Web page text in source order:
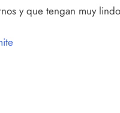
y que tengan muy